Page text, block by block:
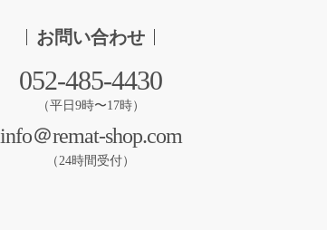
お問い合わせ
052-485-4430
（平日9時〜17時）
info＠remat-shop.com
（24時間受付）